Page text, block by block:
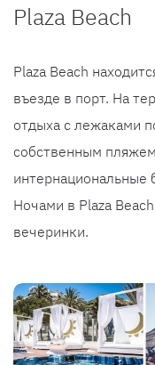
Plaza Beach
Plaza Beach
въезде в порт. На
отдыха с лежаками
собственным
интернациональные
Ночами в Plaza
вечеринки.